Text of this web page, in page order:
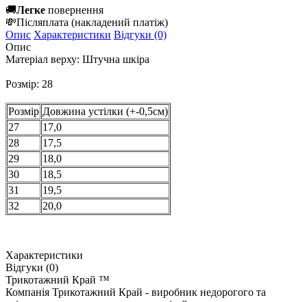
🚚Легке повернення
💸Післяплата (накладений платіж)
Опис Характеристики Відгуки (0)
Опис
Матеріал верху: Штучна шкіра
Розмір: 28
Розмір Довжина устілки (+-0,5см)
27
17,0
28
17,5
29
18,0
30
18,5
31
19,5
32
20,0
Характеристики
Відгуки (0)
Трикотажний Край ™
Компанія Трикотажний Край - виробник недорогого та